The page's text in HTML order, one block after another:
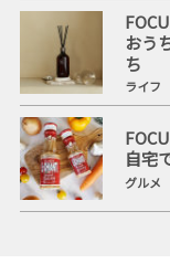
おう
ち
ライフ
自宅
グルメ